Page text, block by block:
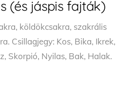
(és jáspis fajták)
köldökcsakra, szakrális
Csillagjegy: Kos, Bika, Ikrek,
Skorpió, Nyilas, Bak, Halak.